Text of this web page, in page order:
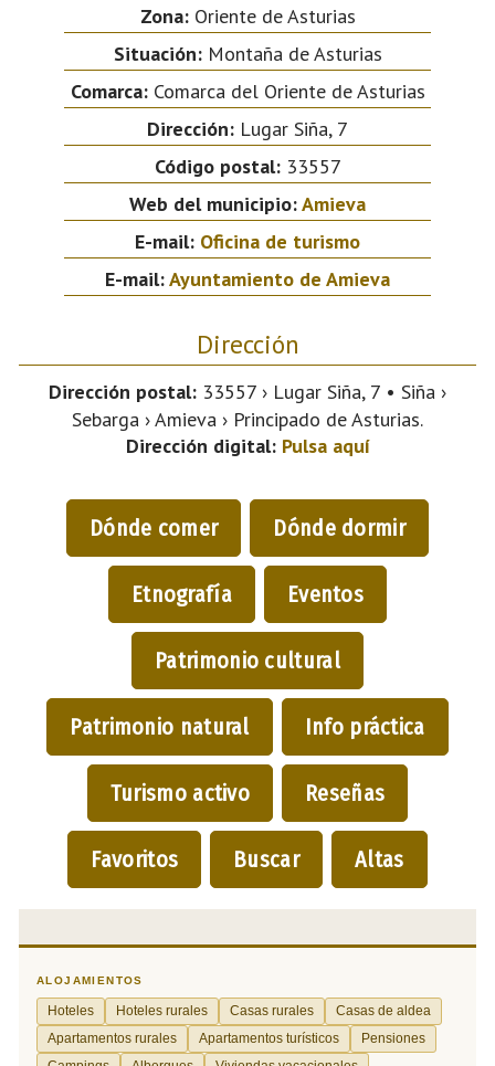
Zona:Oriente de Asturias
Situación:Montaña de Asturias
Comarca:Comarca del Oriente de Asturias
Dirección: Lugar Siña, 7
Código postal:33557
Web del municipio:Amieva
E-mail: Oficina de turismo
E-mail:Ayuntamiento de Amieva
Dirección
Dirección postal: 33557 › Lugar Siña, 7 • Siña ›
Sebarga › Amieva › Principado de Asturias.
Dirección digital: Pulsa aquí
Dónde comer Dónde dormir
Etnografía Eventos
Patrimonio cultural
Patrimonio natural Info práctica
Turismo activo Reseñas
Favoritos Buscar Altas